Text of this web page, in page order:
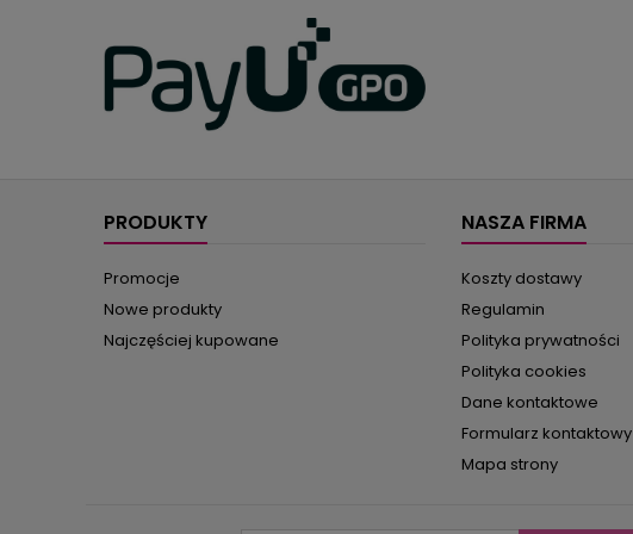
PRODUKTY
Promocje
Nowe produkty
Najczęściej kupowane
NASZA FIRMA
Koszty dostawy
Regulamin
Polityka prywatności
Polityka cookies
Dane kontaktowe
Formularz kontaktowy
Mapa strony